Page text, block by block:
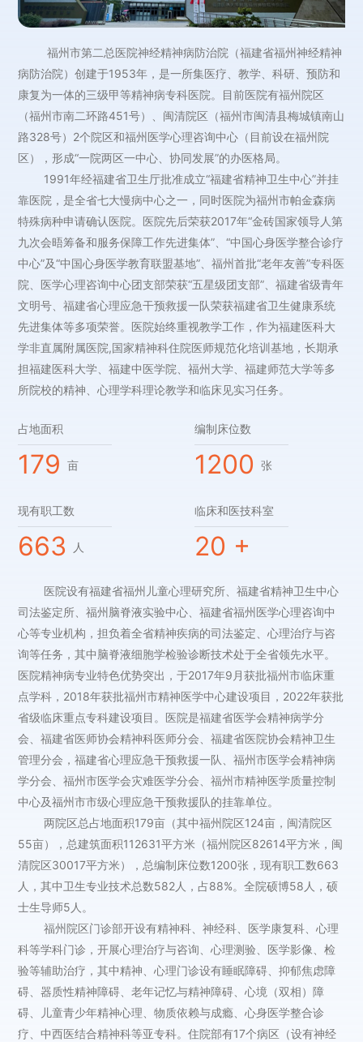
福州市第二总医院神经精神病防治院（福建省福州神经精神
病防治院）创建于1953年，是一所集医疗、教学、科研、预防和
康复为一体的三级甲等精神病专科医院。目前医院有福州院区
（福州市南二环路451号）、闽清院区（福州市闽清县梅城镇南山
路328号）2个院区和福州医学心理咨询中心（目前设在福州院
区），形成“一院两区一中心、协同发展”的办医格局。
1991年经福建省卫生厅批准成立“福建省精神卫生中心”并挂
靠医院，是全省七大慢病中心之一，同时医院为福州市帕金森病
特殊病种申请确认医院。医院先后荣获2017年“金砖国家领导人第
九次会晤筹备和服务保障工作先进集体”、“中国心身医学整合诊疗
中心”及“中国心身医学教育联盟基地”、福州首批“老年友善”专科医
院、医学心理咨询中心团支部荣获“五星级团支部”、福建省级青年
文明号、福建省心理应急干预救援一队荣获福建省卫生健康系统
先进集体等多项荣誉。医院始终重视教学工作，作为福建医科大
学非直属附属医院,国家精神科住院医师规范化培训基地，长期承
担福建医科大学、福建中医学院、福州大学、福建师范大学等多
所院校的精神、心理学科理论教学和临床见实习任务。
占地面积
179 亩
编制床位数
1200 张
现有职工数
663 人
临床和医技科室
20 +
医院设有福建省福州儿童心理研究所、福建省精神卫生中心
司法鉴定所、福州脑脊液实验中心、福建省福州医学心理咨询中
心等专业机构，担负着全省精神疾病的司法鉴定、心理治疗与咨
询等任务，其中脑脊液细胞学检验诊断技术处于全省领先水平。
医院精神病专业特色优势突出，于2017年9月获批福州市临床重
点学科，2018年获批福州市精神医学中心建设项目，2022年获批
省级临床重点专科建设项目。医院是福建省医学会精神病学分
会、福建省医师协会精神科医师分会、福建省医院协会精神卫生
管理分会，福建省心理应急干预救援一队、福州市医学会精神病
学分会、福州市医学会灾难医学分会、福州市精神医学质量控制
中心及福州市市级心理应急干预救援队的挂靠单位。
两院区总占地面积179亩（其中福州院区124亩，闽清院区
55亩），总建筑面积112631平方米（福州院区82614平方米，闽
清院区30017平方米），总编制床位数1200张，现有职工数663
人，其中卫生专业技术总数582人，占88%。全院硕博58人，硕
士生导师5人。
福州院区门诊部开设有精神科、神经科、医学康复科、心理
科等学科门诊，开展心理治疗与咨询、心理测验、医学影像、检
验等辅助治疗，其中精神、心理门诊设有睡眠障碍、抑郁焦虑障
碍、器质性精神障碍、老年记忆与精神障碍、心境（双相）障
碍、儿童青少年精神心理、物质依赖与成瘾、心身医学整合诊
疗、中西医结合精神科等亚专科。住院部有17个病区（设有神经